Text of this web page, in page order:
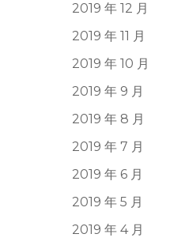
2019 年 12 月
2019 年 11 月
2019 年 10 月
2019 年 9 月
2019 年 8 月
2019 年 7 月
2019 年 6 月
2019 年 5 月
2019 年 4 月